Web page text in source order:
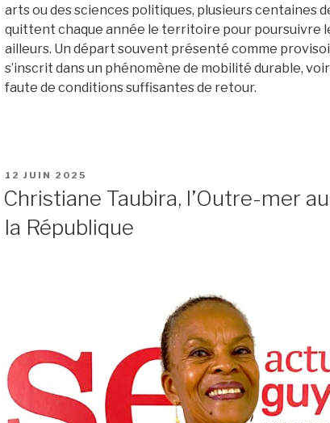
arts ou des sciences politiques, plusieurs centaines
quittent chaque année le territoire pour poursuivre
ailleurs. Un départ souvent présenté comme
s’inscrit dans un phénomène de mobilité durable,
faute de conditions suffisantes de retour.
PUBLIÉ
LE
12 JUIN 2025
Christiane Taubira, l’Outre-mer
la République